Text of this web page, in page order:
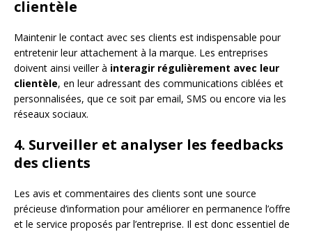
clientèle
Maintenir le contact avec ses clients est indispensable pour
entretenir leur attachement à la marque. Les entreprises
doivent ainsi veiller à interagir régulièrement avec leur
clientèle, en leur adressant des communications ciblées et
personnalisées, que ce soit par email, SMS ou encore via les
réseaux sociaux.
4. Surveiller et analyser les feedbacks
des clients
Les avis et commentaires des clients sont une source
précieuse d’information pour améliorer en permanence l’offre
et le service proposés par l’entreprise. Il est donc essentiel de